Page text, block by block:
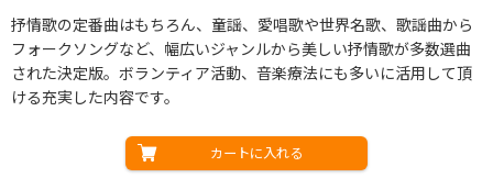
抒情歌の定番曲はもちろん、童謡、愛唱歌や世界名歌、歌謡曲から
フォークソングなど、幅広いジャンルから美しい抒情歌が多数選曲
された決定版。ボランティア活動、音楽療法にも多いに活用して頂
ける充実した内容です。
カートに入れる